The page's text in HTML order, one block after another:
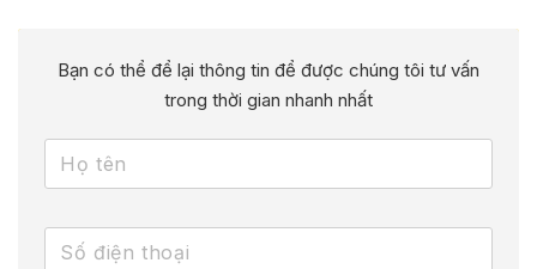
Bạn có thể để lại thông tin để được chúng tôi tư vấn
trong thời gian nhanh nhất